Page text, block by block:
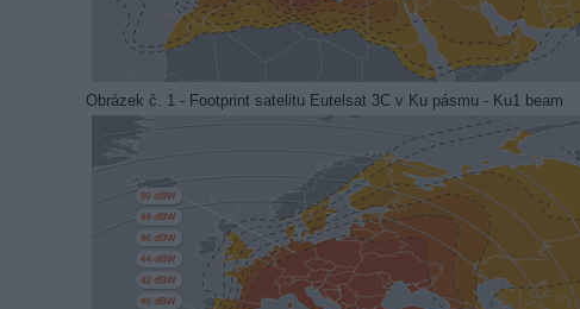
Obrázek č. 1 - Footprint satelitu Eutelsat 3C v Ku pásmu - Ku1 beam